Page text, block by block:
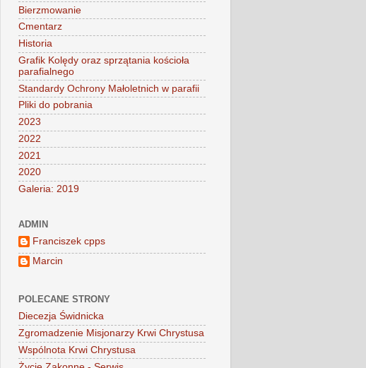
Bierzmowanie
Cmentarz
Historia
Grafik Kolędy oraz sprzątania kościoła
parafialnego
Standardy Ochrony Małoletnich w parafii
Pliki do pobrania
2023
2022
2021
2020
Galeria: 2019
ADMIN
Franciszek cpps
Marcin
POLECANE STRONY
Diecezja Świdnicka
Zgromadzenie Misjonarzy Krwi Chrystusa
Wspólnota Krwi Chrystusa